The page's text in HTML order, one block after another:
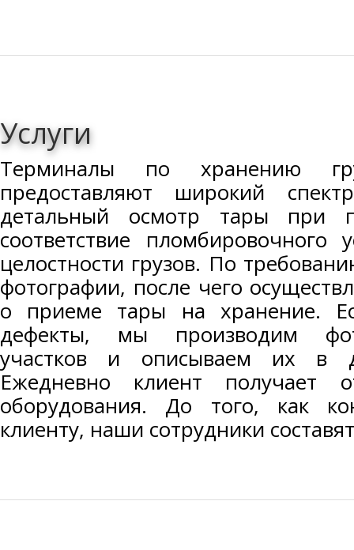
Услуги
Терминалы по хранению
предоставляют широкий
детальный осмотр тары при
соответствие пломбировочного
целостности грузов. По
фотографии, после чего
о приеме тары на хранение.
дефекты, мы производим
участков и описываем их в
Ежедневно клиент получает
оборудования. До того, как
клиенту, наши сотрудники